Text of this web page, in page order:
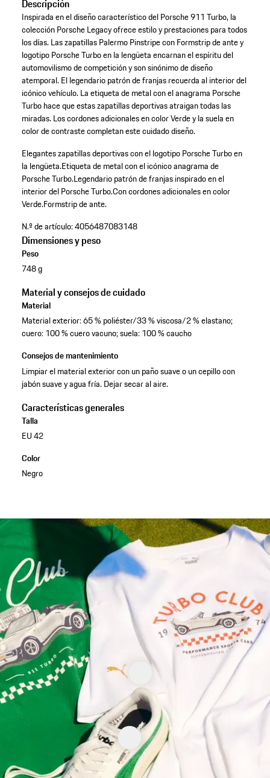
Descripción
Inspirada en el diseño característico del Porsche 911 Turbo, la
colección Porsche Legacy ofrece estilo y prestaciones para todos
los días. Las zapatillas Palermo Pinstripe con Formstrip de ante y
logotipo Porsche Turbo en la lengüeta encarnan el espíritu del
automovilismo de competición y son sinónimo de diseño
atemporal. El legendario patrón de franjas recuerda al interior del
icónico vehículo. La etiqueta de metal con el anagrama Porsche
Turbo hace que estas zapatillas deportivas atraigan todas las
miradas. Los cordones adicionales en color Verde y la suela en
color de contraste completan este cuidado diseño.
Elegantes zapatillas deportivas con el logotipo Porsche Turbo en
la lengüeta.Etiqueta de metal con el icónico anagrama de
Porsche Turbo.Legendario patrón de franjas inspirado en el
interior del Porsche Turbo.Con cordones adicionales en color
Verde.Formstrip de ante.
N.º de artículo:4056487083148
Dimensiones y peso
Peso
748 g
Material y consejos de cuidado
Material
Material exterior: 65 % poliéster/33 % viscosa/2 % elastano;
cuero: 100 % cuero vacuno; suela: 100 % caucho
Consejos de mantenimiento
Limpiar el material exterior con un paño suave o un cepillo con
jabón suave y agua fría. Dejar secar al aire.
Características generales
Talla
EU 42
Color
Negro